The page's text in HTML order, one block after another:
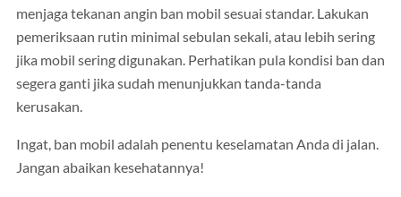
menjaga tekanan angin ban mobil sesuai standar. Lakukan
pemeriksaan rutin minimal sebulan sekali, atau lebih sering
jika mobil sering digunakan. Perhatikan pula kondisi ban dan
segera ganti jika sudah menunjukkan tanda-tanda
kerusakan.
Ingat, ban mobil adalah penentu keselamatan Anda di jalan.
Jangan abaikan kesehatannya!